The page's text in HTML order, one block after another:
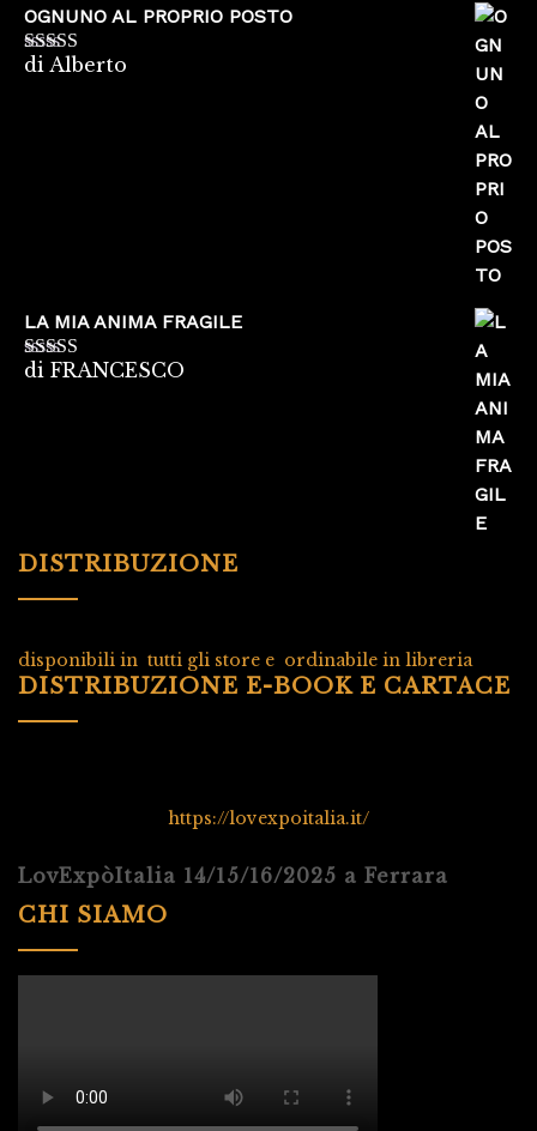
OGNUNO AL PROPRIO POSTO
Valutato5su
di Alberto
LA MIA ANIMA FRAGILE
Valutato5su
di FRANCESCO
DISTRIBUZIONE
disponibili in tutti gli store e ordinabile in libreria
DISTRIBUZIONE E-BOOK E CARTACE
https://lovexpoitalia.it/
LovExpòItalia 14/15/16/2025 a Ferrara
CHI SIAMO